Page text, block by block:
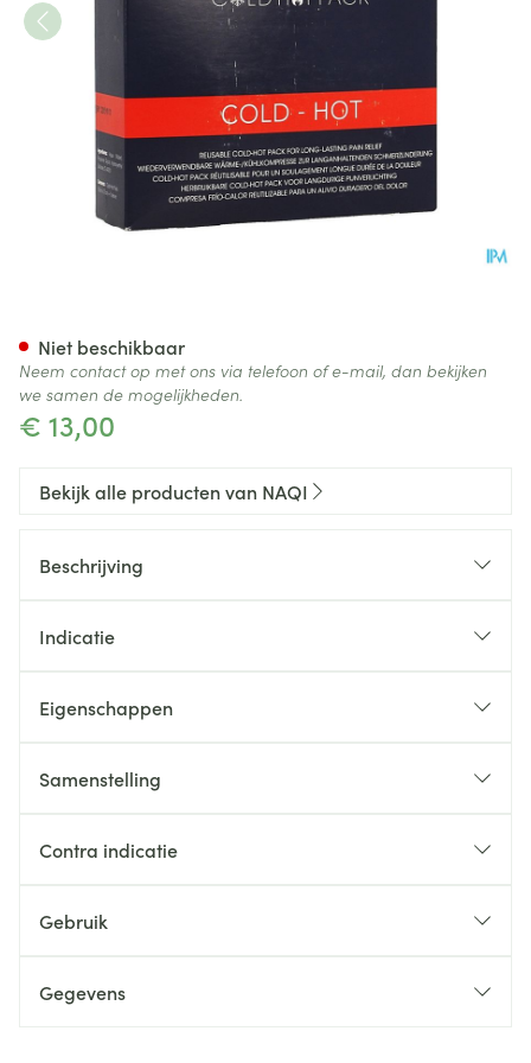
€ 13,00
Niet beschikbaar
Neem contact op met ons via telefoon of e-mail, dan bekijken
we samen de mogelijkheden.
Bekijk alle producten van NAQI
Beschrijving
Indicatie
Eigenschappen
Samenstelling
Contra indicatie
Gebruik
Gegevens